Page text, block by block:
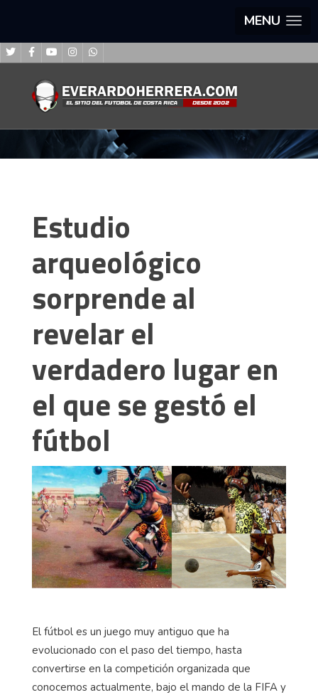
MENU
Estudio
arqueológico
sorprende al
revelar el
verdadero lugar en
el que se gestó el
fútbol
El fútbol es un juego muy antiguo que ha
evolucionado con el paso del tiempo, hasta
convertirse en la competición organizada que
conocemos actualmente, bajo el mando de la FIFA y